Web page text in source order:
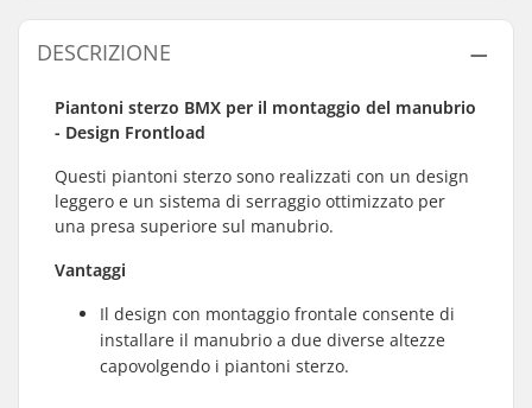
DESCRIZIONE
Piantoni sterzo BMX per il montaggio del manubrio
- Design Frontload
Questi piantoni sterzo sono realizzati con un design
leggero e un sistema di serraggio ottimizzato per
una presa superiore sul manubrio.
Vantaggi
Il design con montaggio frontale consente di
installare il manubrio a due diverse altezze
capovolgendo i piantoni sterzo.